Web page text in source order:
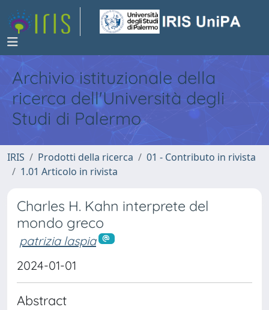
Archivio istituzionale della
ricerca dell'Università degli
Studi di Palermo
IRIS Prodotti della ricerca
01 - Contributo in rivista
1.01 Articolo in rivista
Charles H. Kahn interprete del
mondo greco
patrizia laspia
2024-01-01
Abstract